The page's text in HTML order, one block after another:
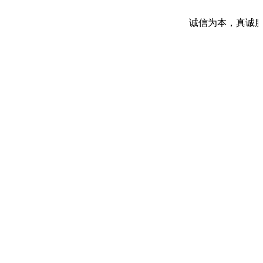
诚信为本，真诚